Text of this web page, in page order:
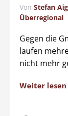
Von Stefan
Überregional
Gegen die
laufen
nicht mehr
Weiter lesen